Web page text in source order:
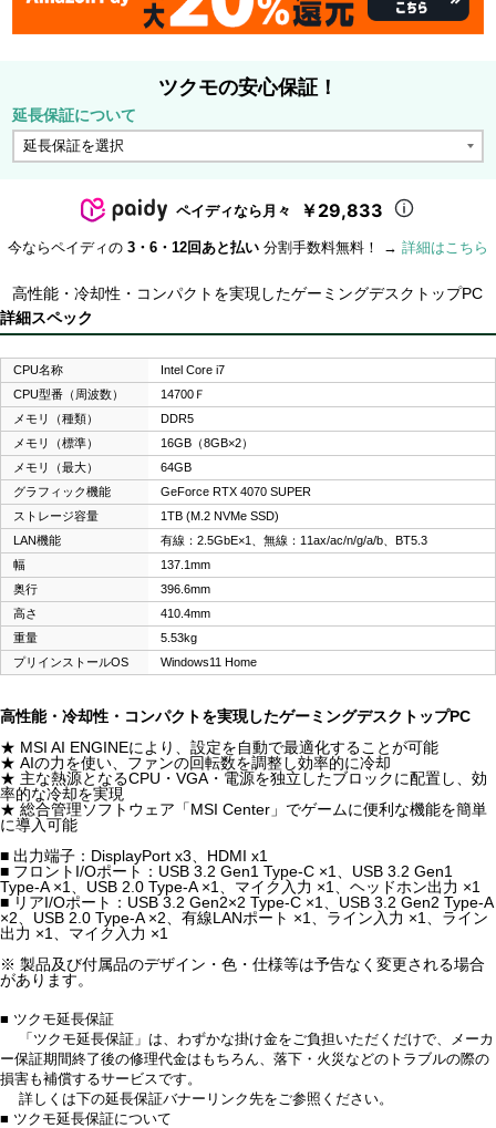
ツクモの安心保証！
延長保証について
ペイディなら月々 ￥29,833
今ならペイディの 3・6・12回あと払い 分割手数料無料！ → 詳細はこちら
高性能・冷却性・コンパクトを実現したゲーミングデスクトップPC
詳細スペック
CPU名称
Intel Core i7
CPU型番（周波数）
14700Ｆ
メモリ（種類）
DDR5
メモリ（標準）
16GB（8GB×2）
メモリ（最大）
64GB
グラフィック機能
GeForce RTX 4070 SUPER
ストレージ容量
1TB (M.2 NVMe SSD)
LAN機能
有線：2.5GbE×1、無線：11ax/ac/n/g/a/b、BT5.3
幅
137.1mm
奥行
396.6mm
高さ
410.4mm
重量
5.53kg
プリインストールOS
Windows11 Home
高性能・冷却性・コンパクトを実現したゲーミングデスクトップPC
★ MSI AI ENGINEにより、設定を自動で最適化することが可能
★ AIの力を使い、ファンの回転数を調整し効率的に冷却
★ 主な熱源となるCPU・VGA・電源を独立したブロックに配置し、効
率的な冷却を実現
★ 総合管理ソフトウェア「MSI Center」でゲームに便利な機能を簡単
に導入可能
■ 出力端子：DisplayPort x3、HDMI x1
■ フロントI/Oポート：USB 3.2 Gen1 Type-C ×1、USB 3.2 Gen1
Type-A ×1、USB 2.0 Type-A ×1、マイク入力 ×1、ヘッドホン出力 ×1
■ リアI/Oポート：USB 3.2 Gen2×2 Type-C ×1、USB 3.2 Gen2 Type-A
×2、USB 2.0 Type-A ×2、有線LANポート ×1、ライン入力 ×1、ライン
出力 ×1、マイク入力 ×1
※ 製品及び付属品のデザイン・色・仕様等は予告なく変更される場合
があります。
■ ツクモ延長保証
「ツクモ延長保証」は、わずかな掛け金をご負担いただくだけで、メーカ
ー保証期間終了後の修理代金はもちろん、落下・火災などのトラブルの際の
損害も補償するサービスです。
詳しくは下の延長保証バナーリンク先をご参照ください。
■ ツクモ延長保証について